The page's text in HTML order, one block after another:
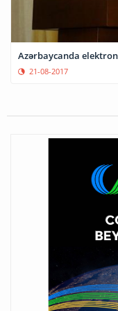
Azərbaycanda
21-08-2017